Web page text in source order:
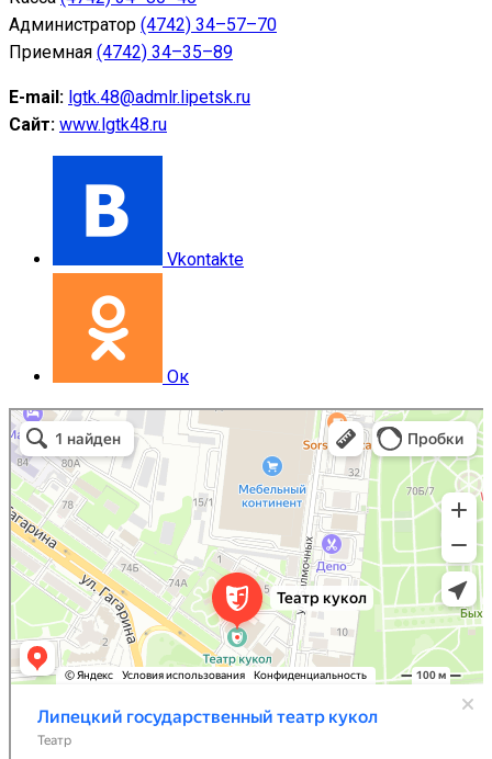
Администратор (4742) 34–57–70
Приемная (4742) 34–35–89
E-mail: lgtk.48@admlr.lipetsk.ru
Сайт: www.lgtk48.ru
Vkontakte
Ок